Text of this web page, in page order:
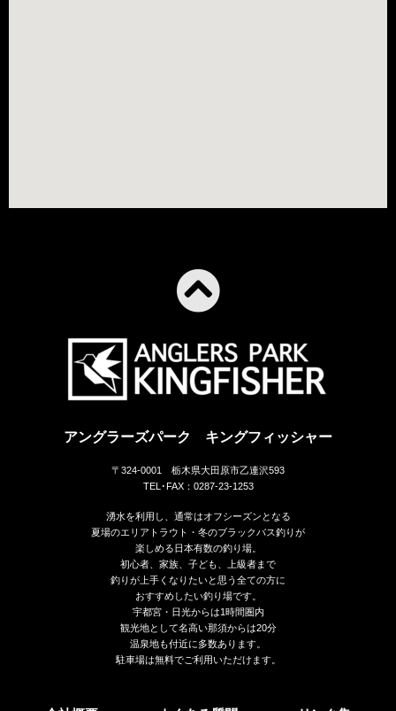
アングラーズパーク キングフィッシャー
〒324-0001 栃木県大田原市乙連沢593
TEL･FAX：0287-23-1253
湧水を利用し、通常はオフシーズンとなる
夏場のエリアトラウト・冬のブラックバス釣りが
楽しめる日本有数の釣り場。
初心者、家族、子ども、上級者まで
釣りが上手くなりたいと思う全ての方に
おすすめしたい釣り場です。
宇都宮・日光からは1時間圏内
観光地として名高い那須からは20分
温泉地も付近に多数あります。
駐車場は無料でご利用いただけます。